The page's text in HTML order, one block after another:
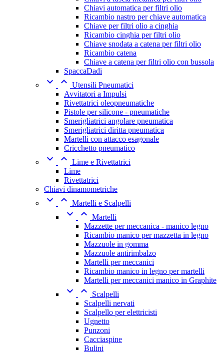
Chiavi automatica per filtri olio
Ricambio nastro per chiave automatica
Chiave per filtri olio a cinghia
Ricambio cinghia per filtri olio
Chiave snodata a catena per filtri olio
Ricambio catena
Chiave a catena per filtri olio con bussola
SpaccaDadi
  Utensili Pneumatici
Avvitatori a Impulsi
Rivettatrici oleopneumatiche
Pistole per silicone - pneumatiche
Smerigliatrici angolare pneumatica
Smerigliatrici diritta pneumatica
Martelli con attacco esagonale
Cricchetto pneumatico
  Lime e Rivettatrici
Lime
Rivettatrici
Chiavi dinamometriche
  Martelli e Scalpelli
  Martelli
Mazzette per meccanica - manico legno
Ricambio manico per mazzetta in legno
Mazzuole in gomma
Mazzuole antirimbalzo
Martelli per meccanici
Ricambio manico in legno per martelli
Martelli per meccanici manico in Graphite
 
Scalpelli
Scalpelli nervati
Scalpello per elettricisti
Ugnetto
Punzoni
Cacciaspine
Bulini